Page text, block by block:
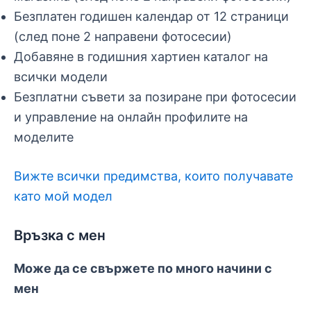
Безплатен годишен календар от 12 страници
(след поне 2 направени фотосесии)
Добавяне в годишния хартиен каталог на
всички модели
Безплатни съвети за позиране при фотосесии
и управление на онлайн профилите на
моделите
Вижте всички предимства, които получавате
като мой модел
Връзка с мен
Може да се свържете по много начини с
мен